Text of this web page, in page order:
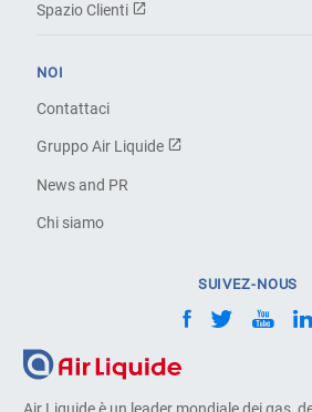
Spazio Clienti
NOI
Contattaci
Gruppo Air Liquide
News and PR
Chi siamo
SUIVEZ-NOUS